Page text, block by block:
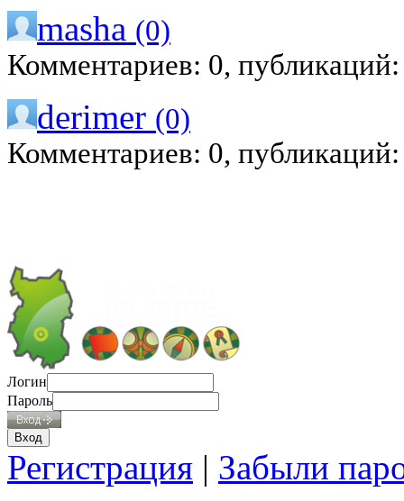
masha (0)
Комментариев: 0,
derimer (0)
Комментариев: 0,
Логин
Пароль
Регистрация | Забыли